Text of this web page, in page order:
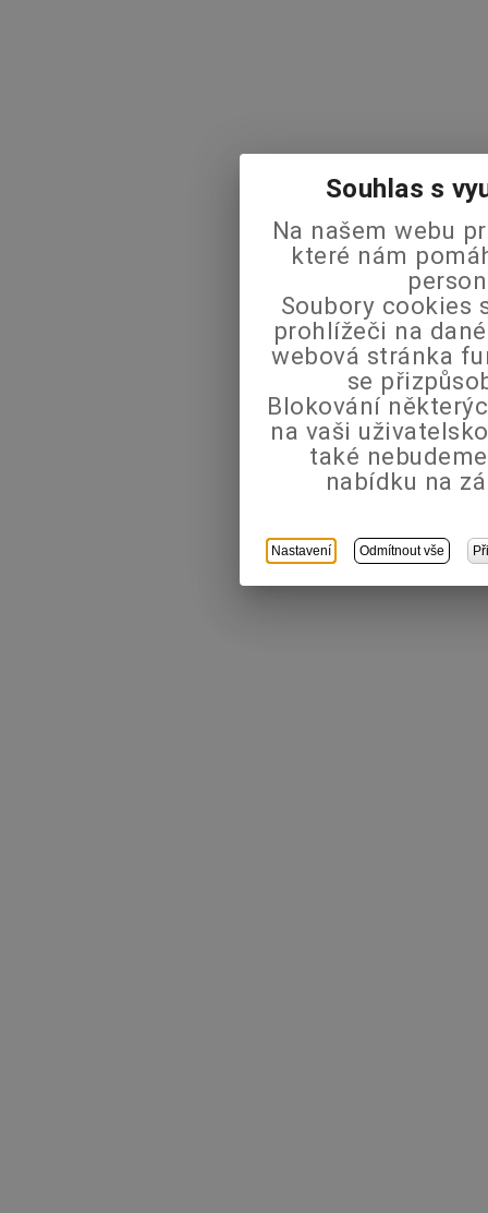
Souhlas s
Na našem webu
které nám
Soubory cookies
prohlížeči na
webová stránka
se
Blokování
na vaši
také
nabídku na
Nastavení Odmítnout vše